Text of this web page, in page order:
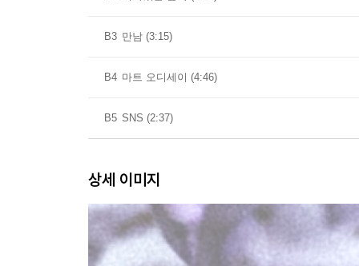
B3 만남 (3:15)
B4 마트 오디세이 (4:46)
B5 SNS (2:37)
상세 이미지